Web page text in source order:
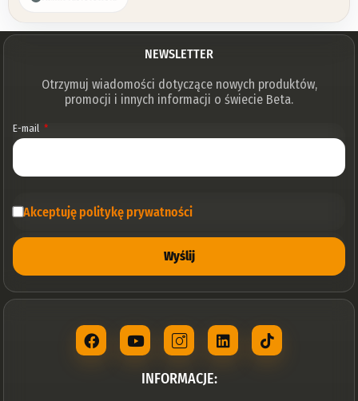
NEWSLETTER
Otrzymuj wiadomości dotyczące nowych produktów,
promocji i innych informacji o świecie Beta.
E-mail
Akceptuję politykę prywatności
Wyślij
INFORMACJE: